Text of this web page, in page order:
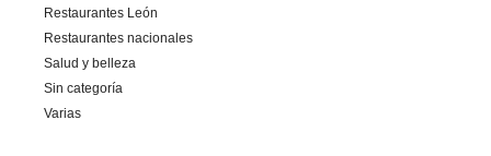
Restaurantes León
Restaurantes nacionales
Salud y belleza
Sin categoría
Varias